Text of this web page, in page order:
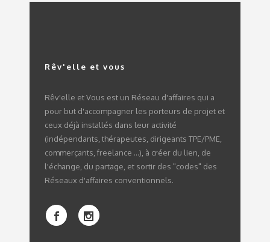
Rêv'elle et vous
Rêv'elle et Vous est un Réseau d'affaires qui a
pour but d'accompagner les porteurs de projet et
ceux déjà installés dans leur activité
(indépendants, thérapeutes, dirigeants TPE/PME,
commerçants, freelance ...), à créer du lien, de
l'échange, du partage, et sortir des "codes" des
Réseaux d'affaires conventionnels.